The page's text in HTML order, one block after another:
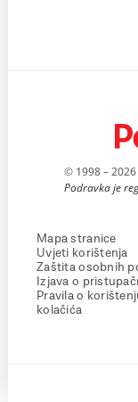
© 1998 –
Podravka je
Mapa stranice
Uvjeti korištenja
Zaštita osobnih
Izjava o
Pravila o
kolačića